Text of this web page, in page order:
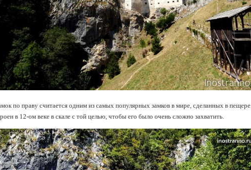
по праву считается одним из самых популярных замков в мире, сделанных в пещере.
в 12-ом веке в скале с той целью, чтобы его было очень сложно захватить.